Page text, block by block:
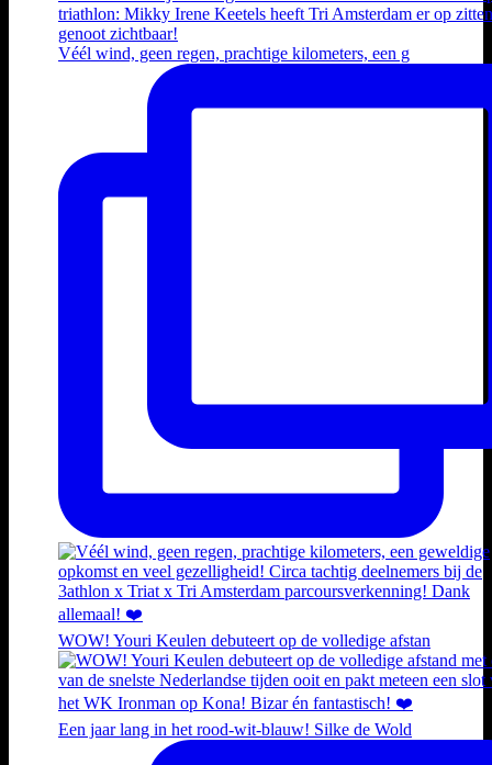
Véél wind, geen regen, prachtige kilometers, een g
WOW! Youri Keulen debuteert op de volledige afstan
Een jaar lang in het rood-wit-blauw! Silke de Wold